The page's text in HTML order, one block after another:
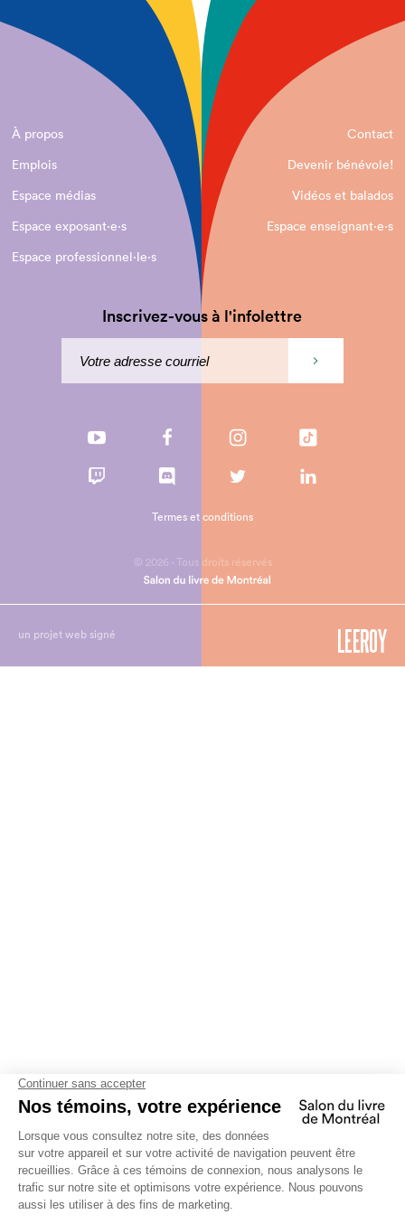
À propos
Contact
Emplois
Devenir bénévole!
Espace médias
Vidéos et balados
Espace exposant·e⋅s
Espace enseignant·e⋅s
Espace professionnel·le⋅s
Inscrivez-vous à l'infolettre
© 2026 - Tous droits réservés
Termes et conditions
un projet web signé